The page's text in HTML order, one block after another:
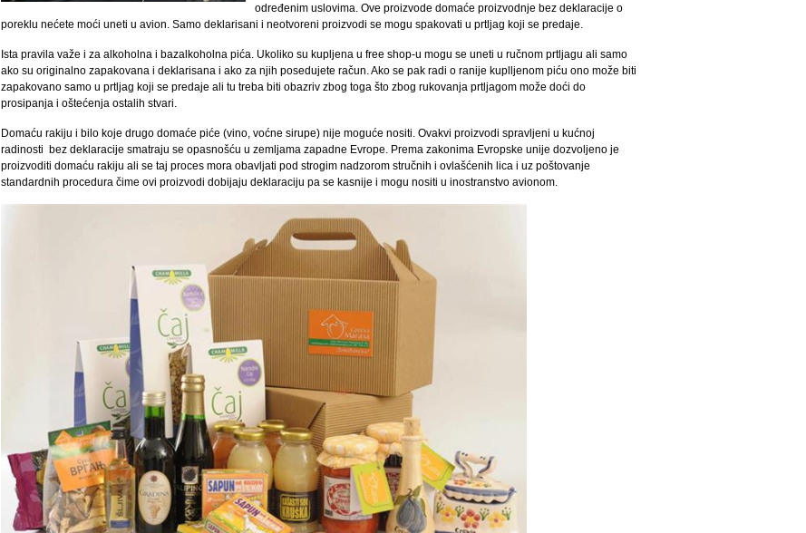
određenim uslovima. Ove proizvode domaće proizvodnje bez deklaracije o
poreklu nećete moći uneti u avion. Samo deklarisani i neotvoreni proizvodi se mogu spakovati u prtljag koji se predaje.
Ista pravila važe i za alkoholna i bazalkoholna pića. Ukoliko su kupljena u free shop-u mogu se uneti u ručnom prtljagu ali samo
ako su originalno zapakovana i deklarisana i ako za njih posedujete račun. Ako se pak radi o ranije kuplljenom piću ono može biti
zapakovano samo u prtljag koji se predaje ali tu treba biti obazriv zbog toga što zbog rukovanja prtljagom može doći do
prosipanja i oštećenja ostalih stvari.
Domaću rakiju i bilo koje drugo domaće piće (vino, voćne sirupe) nije moguće nositi. Ovakvi proizvodi spravljeni u kućnoj
radinosti bez deklaracije smatraju se opasnošću u zemljama zapadne Evrope. Prema zakonima Evropske unije dozvoljeno je
proizvoditi domaću rakiju ali se taj proces mora obavljati pod strogim nadzorom stručnih i ovlašćenih lica i uz poštovanje
standardnih procedura čime ovi proizvodi dobijaju deklaraciju pa se kasnije i mogu nositi u inostranstvo avionom.